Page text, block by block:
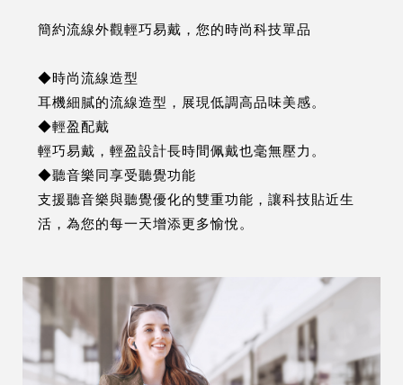
簡約流線外觀輕巧易戴，您的時尚科技單品
◆時尚流線造型
耳機細膩的流線造型，展現低調高品味美感。
◆輕盈配戴
輕巧易戴，輕盈設計長時間佩戴也毫無壓力。
◆聽音樂同享受聽覺功能
支援聽音樂與聽覺優化的雙重功能，讓科技貼近生
活，為您的每一天增添更多愉悅。